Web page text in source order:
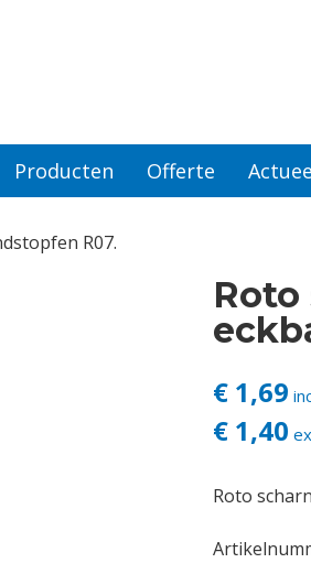
Producten Offerte
R07.
€ 1,69
€ 1,40
Roto